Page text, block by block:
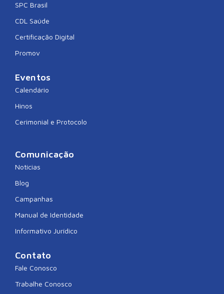
SPC Brasil
CDL Saúde
Certificação Digital
Promov
Eventos
Calendário
Hinos
Cerimonial e Protocolo
Comunicação
Notícias
Blog
Campanhas
Manual de Identidade
Informativo Jurídico
Contato
Fale Conosco
Trabalhe Conosco